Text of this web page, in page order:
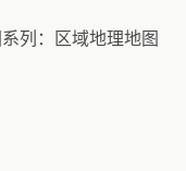
列：区域地理地图